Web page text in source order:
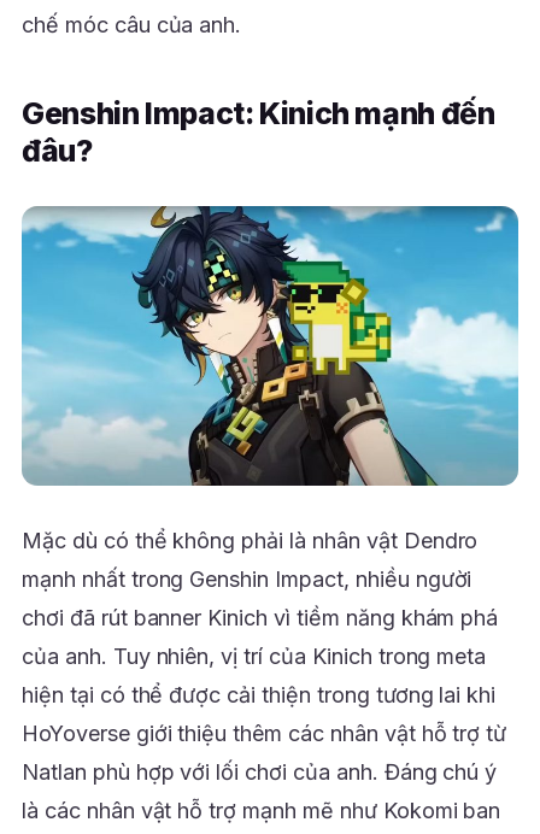
chế móc câu của anh.
Genshin Impact: Kinich mạnh đến
đâu?
Mặc dù có thể không phải là nhân vật Dendro
mạnh nhất trong Genshin Impact, nhiều người
chơi đã rút banner Kinich vì tiềm năng khám phá
của anh. Tuy nhiên, vị trí của Kinich trong meta
hiện tại có thể được cải thiện trong tương lai khi
HoYoverse giới thiệu thêm các nhân vật hỗ trợ từ
Natlan phù hợp với lối chơi của anh. Đáng chú ý
là các nhân vật hỗ trợ mạnh mẽ như Kokomi ban